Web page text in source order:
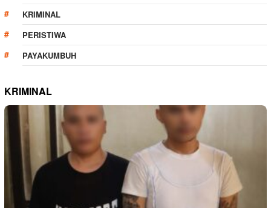
KRIMINAL
PERISTIWA
PAYAKUMBUH
KRIMINAL